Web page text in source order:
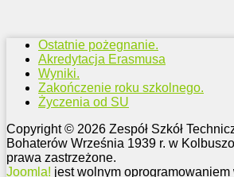
Ostatnie pożegnanie.
Akredytacja Erasmusa
Wyniki.
Zakończenie roku szkolnego.
Życzenia od SU
Copyright © 2026 Zespół Szkół
Bohaterów Września 1939 r. w
prawa zastrzeżone.
Joomla! jest wolnym oprogramowaniem